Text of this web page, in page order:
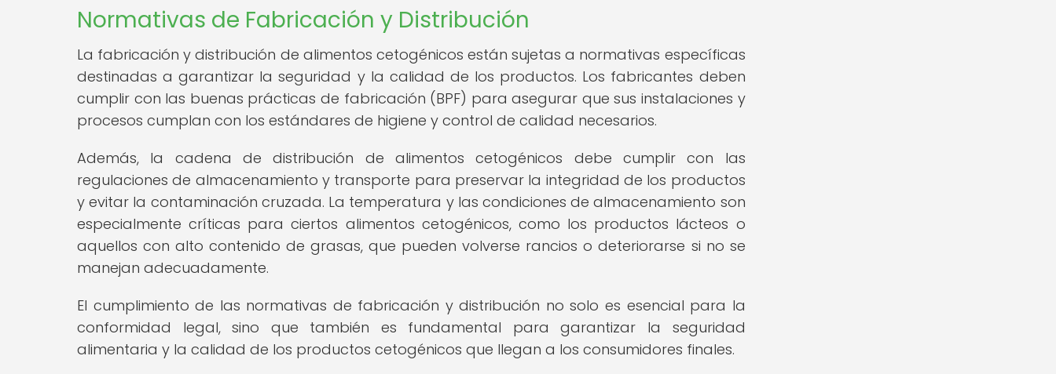
Normativas de Fabricación y Distribución
La fabricación y distribución de alimentos cetogénicos están sujetas a normativas específicas
destinadas a garantizar la seguridad y la calidad de los productos. Los fabricantes deben
cumplir con las buenas prácticas de fabricación (BPF) para asegurar que sus instalaciones y
procesos cumplan con los estándares de higiene y control de calidad necesarios.
Además, la cadena de distribución de alimentos cetogénicos debe cumplir con las
regulaciones de almacenamiento y transporte para preservar la integridad de los productos
y evitar la contaminación cruzada. La temperatura y las condiciones de almacenamiento son
especialmente críticas para ciertos alimentos cetogénicos, como los productos lácteos o
aquellos con alto contenido de grasas, que pueden volverse rancios o deteriorarse si no se
manejan adecuadamente.
El cumplimiento de las normativas de fabricación y distribución no solo es esencial para la
conformidad legal, sino que también es fundamental para garantizar la seguridad
alimentaria y la calidad de los productos cetogénicos que llegan a los consumidores finales.